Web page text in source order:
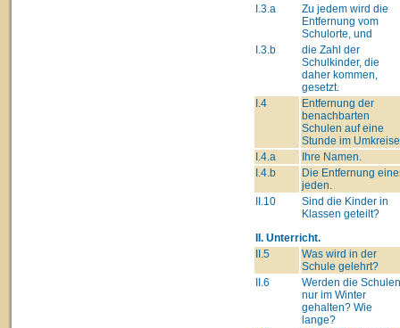
I.3.a
Zu jedem wird die
Entfernung vom
Schulorte, und
I.3.b
die Zahl der
Schulkinder, die
daher kommen,
gesetzt.
I.4
Entfernung der
benachbarten
Schulen auf eine
Stunde im
I.4.a
Ihre Namen.
I.4.b
Die Entfernung
jeden.
II.10
Sind die Kinder in
Klassen geteilt?
II. Unterricht.
II.5
Was wird in der
Schule gelehrt?
II.6
Werden die Schulen
nur im Winter
gehalten? Wie
lange?